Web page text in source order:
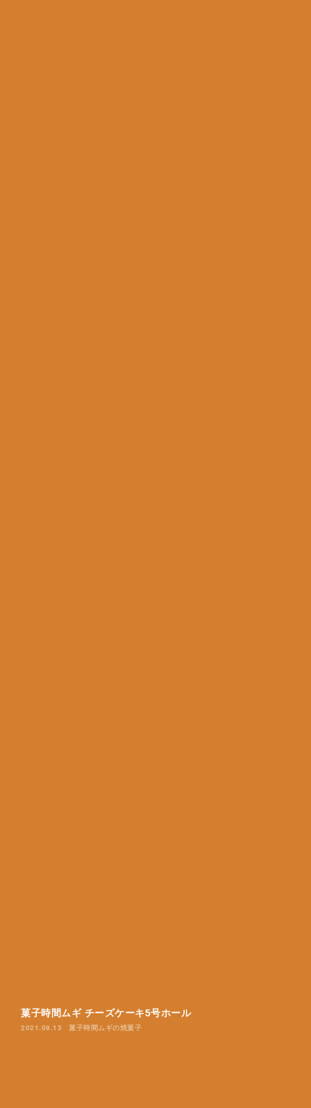
菓子時間ムギ チーズケーキ5号ホール
2021.09.13 菓子時間ムギの焼菓子